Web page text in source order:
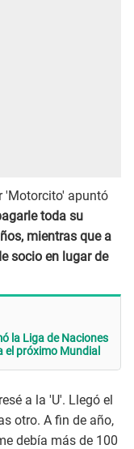
'Motorcito' apuntó
toda su
mientras que a
socio en lugar de
la Liga de Naciones
el próximo Mundial
a la 'U'. Llegó el
otro. A fin de año,
debía más de 100